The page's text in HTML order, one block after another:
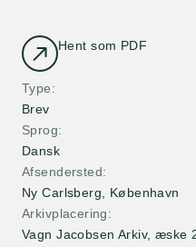
Hent som PDF
Type
Brev
Sprog
Dansk
Afsendersted
Ny Carlsberg
København
Arkivplacering
Vagn Jacobsen Arkiv, æske